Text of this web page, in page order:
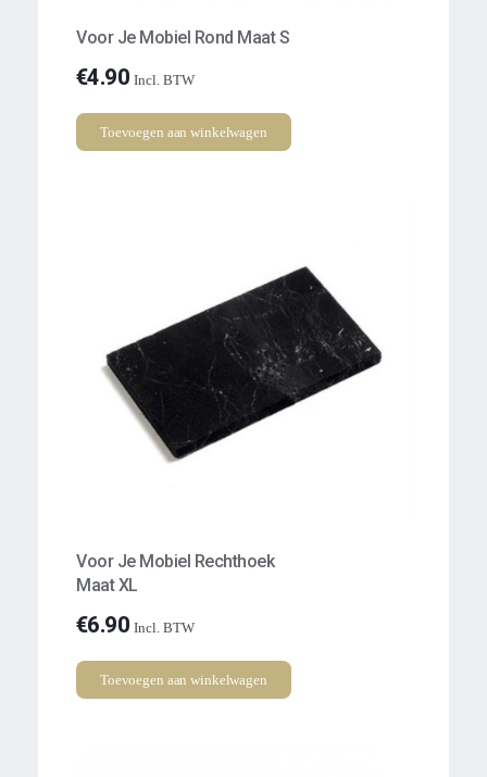
Voor Je Mobiel Rond Maat S
€4.90 Incl. BTW
Toevoegen aan winkelwagen
Voor Je Mobiel Rechthoek
Maat XL
€6.90 Incl. BTW
Toevoegen aan winkelwagen